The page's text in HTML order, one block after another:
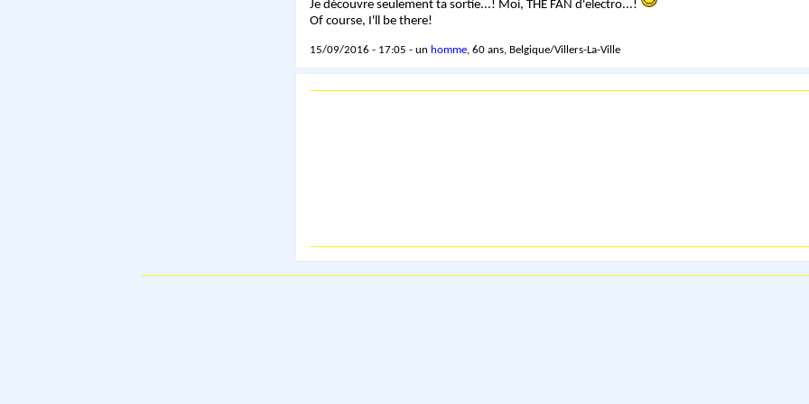
Je découvre seulement ta sortie...! Moi, THE FAN d'electro...!
Of course, I'll be there!
15/09/2016 - 17:05 - un homme, 60 ans, Belgique/Villers-La-Ville